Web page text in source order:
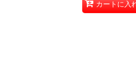
カートに入